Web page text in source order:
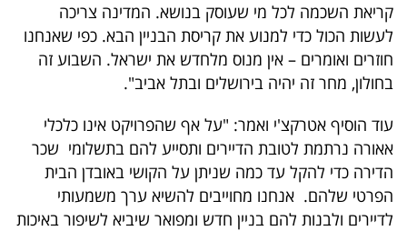
שיתופי
פעולה
דרושים
ניוזלטרים
קריאת השכמה לכל מי שעוסק בנושא. המדינה צריכה
לעשות הכול כדי למנוע את קריסת הבניין הבא. כפי שאנחנו
חוזרים ואומרים – אין מנוס מלחדש את ישראל. השבוע זה
בחולון, מחר זה יהיה בירושלים ובתל אביב".
עוד הוסיף אטרקצ'י ואמר: "על אף שהפרויקט אינו כלכלי
אאורה נרתמת לטובת הדיירים ותסייע להם בתשלומי שכר
הדירה כדי להקל עד כמה שניתן על הקושי באובדן הבית
הפרטי שלהם. אנחנו מחוייבים להשיא ערך משמעותי
לדיירים ולבנות להם בניין חדש ומפואר שיביא לשיפור באיכות